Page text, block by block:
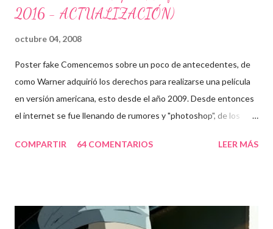
2016 - ACTUALIZACIÓN)
octubre 04, 2008
Poster fake Comencemos sobre un poco de antecedentes, de
como Warner adquirió los derechos para realizarse una película
en versión americana, esto desde el año 2009. Desde entonces
el internet se fue llenando de rumores y "photoshop", de los
de ellos fueron una verdadera pesadilla, un ejemplo: A Zac Efron
no es algo que será pronto. No es como si con que dijera que la
COMPARTIR 64 COMENTARIOS LEER MÁS